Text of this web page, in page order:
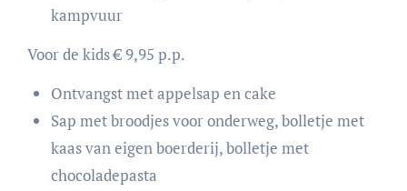
kampvuur
Voor de kids € 9,95 p.p.
Ontvangst met appelsap en cake
Sap met broodjes voor onderweg, bolletje met
kaas van eigen boerderij, bolletje met
chocoladepasta